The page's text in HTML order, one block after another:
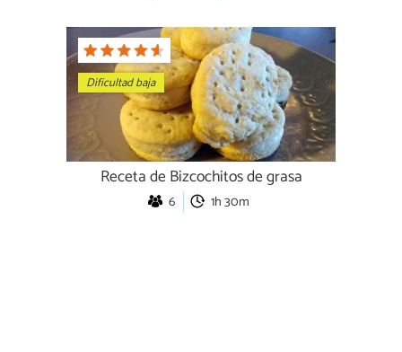
Dificultad baja
Receta de Bizcochitos de grasa
6 1h 30m